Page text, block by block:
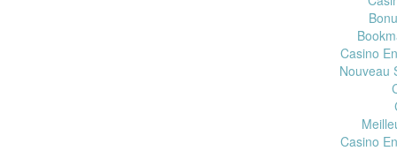
Casino
Nouveau
Casino